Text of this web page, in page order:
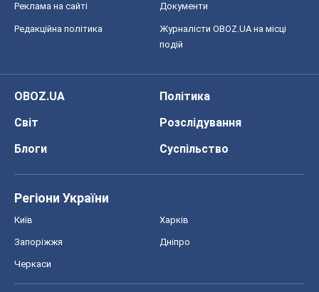
Реклама на сайті Документи
Редакційна політика
Журналісти OBOZ.UA на місці
подій
OBOZ.UA
Політика
Світ
Розслідування
Блоги
Суспільство
Регіони України
Київ Харків
Запоріжжя Дніпро
Черкаси